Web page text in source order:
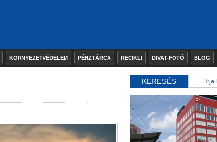
KÖRNYEZETVÉDELEM PÉNZTÁRCA RECIKLI DIVAT-FOTÓ BLOG
KERESÉS